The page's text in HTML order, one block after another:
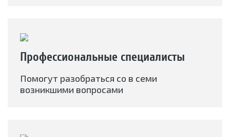
Профессиональные специалисты
Помогут разобраться со в семи
возникшими вопросами